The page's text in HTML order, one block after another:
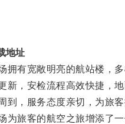
地址
有宽敞明亮的航站楼，多
，安检流程高效快捷，地
，服务态度亲切，为旅客
旅客的航空之旅增添了一